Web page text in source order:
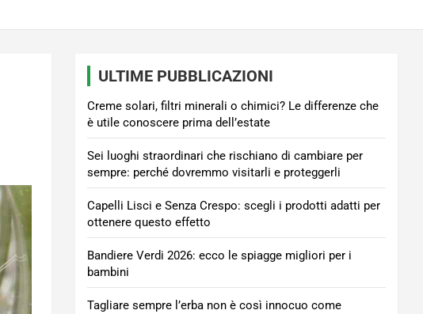
ULTIME PUBBLICAZIONI
Creme solari, filtri minerali o chimici? Le differenze che
è utile conoscere prima dell’estate
Sei luoghi straordinari che rischiano di cambiare per
sempre: perché dovremmo visitarli e proteggerli
Capelli Lisci e Senza Crespo: scegli i prodotti adatti per
ottenere questo effetto
Bandiere Verdi 2026: ecco le spiagge migliori per i
bambini
Tagliare sempre l’erba non è così innocuo come